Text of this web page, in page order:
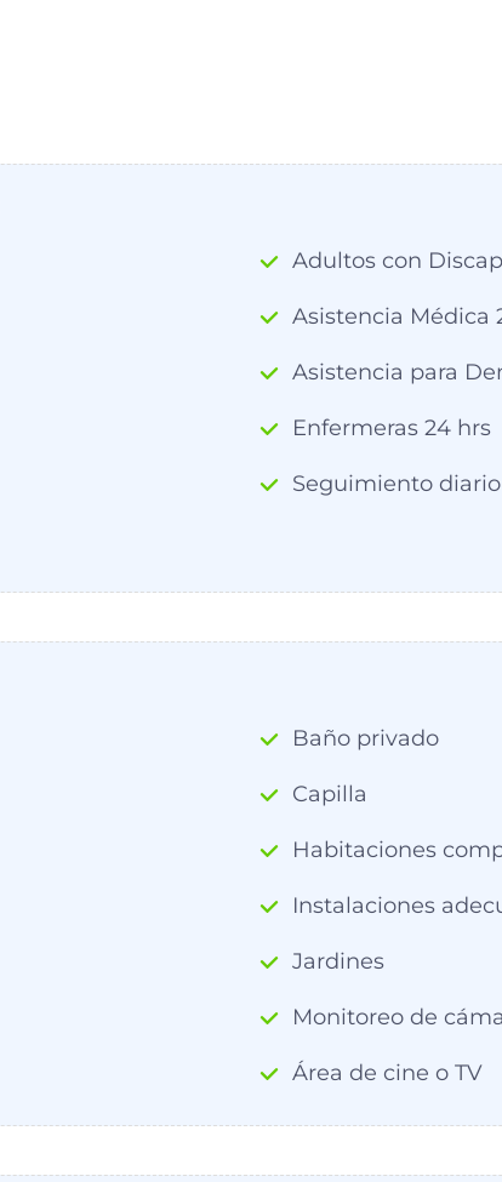
Adultos con
Asistencia Médica
Asistencia para
Enfermeras 24 hrs
Seguimiento
Baño privado
Capilla
Habitaciones
Instalaciones
Jardines
Monitoreo de
Área de cine o TV